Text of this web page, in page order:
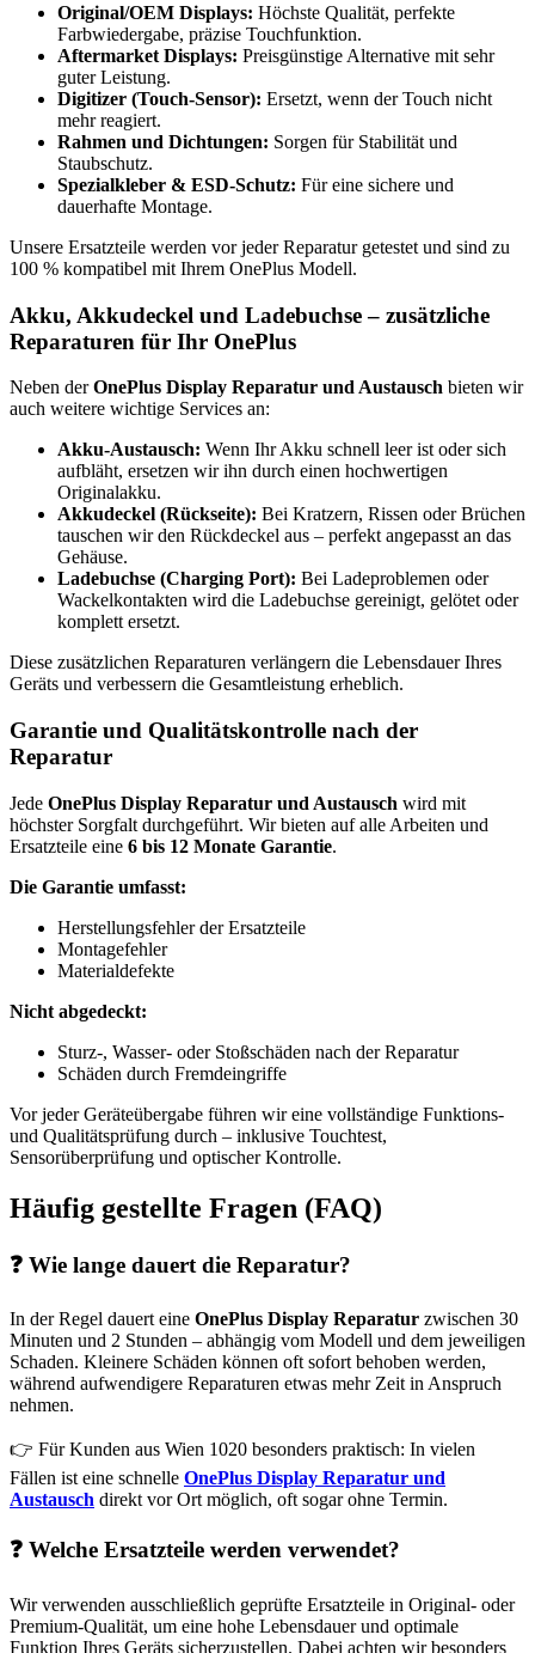
Original/OEM Displays: Höchste Qualität, perfekte
Farbwiedergabe, präzise Touchfunktion.
Aftermarket Displays: Preisgünstige Alternative mit sehr
guter Leistung.
Digitizer (Touch-Sensor): Ersetzt, wenn der Touch nicht
mehr reagiert.
Rahmen und Dichtungen: Sorgen für Stabilität und
Staubschutz.
Spezialkleber & ESD-Schutz: Für eine sichere und
dauerhafte Montage.
Unsere Ersatzteile werden vor jeder Reparatur getestet und sind zu
100 % kompatibel mit Ihrem OnePlus Modell.
Akku, Akkudeckel und Ladebuchse – zusätzliche
Reparaturen für Ihr OnePlus
Neben derOnePlus Display Reparatur und Austausch bieten wir
auch weitere wichtige Services an:
Akku-Austausch: Wenn Ihr Akku schnell leer ist oder sich
aufbläht, ersetzen wir ihn durch einen hochwertigen
Originalakku.
Akkudeckel (Rückseite): Bei Kratzern, Rissen oder Brüchen
tauschen wir den Rückdeckel aus – perfekt angepasst an das
Gehäuse.
Ladebuchse (Charging Port): Bei Ladeproblemen oder
Wackelkontakten wird die Ladebuchse gereinigt, gelötet oder
komplett ersetzt.
Diese zusätzlichen Reparaturen verlängern die Lebensdauer Ihres
Geräts und verbessern die Gesamtleistung erheblich.
Garantie und Qualitätskontrolle nach der
Reparatur
Jede OnePlus Display Reparatur und Austausch wird mit
höchster Sorgfalt durchgeführt. Wir bieten auf alle Arbeiten und
Ersatzteile eine 6 bis 12 Monate Garantie.
Die Garantie umfasst:
Herstellungsfehler der Ersatzteile
Montagefehler
Materialdefekte
Nicht abgedeckt:
Sturz-, Wasser- oder Stoßschäden nach der Reparatur
Schäden durch Fremdeingriffe
Vor jeder Geräteübergabe führen wir eine vollständige Funktions-
und Qualitätsprüfung durch – inklusive Touchtest,
Sensorüberprüfung und optischer Kontrolle.
Häufig gestellte Fragen (FAQ)
❓ Wie lange dauert die Reparatur?
In der Regel dauert eine OnePlus Display Reparatur zwischen 30
Minuten und 2 Stunden – abhängig vom Modell und dem jeweiligen
Schaden. Kleinere Schäden können oft sofort behoben werden,
während aufwendigere Reparaturen etwas mehr Zeit in Anspruch
nehmen.
👉 Für Kunden aus Wien 1020 besonders praktisch: In vielen
Fällen ist eine schnelle OnePlus Display Reparatur und
Austausch direkt vor Ort möglich, oft sogar ohne Termin.
❓ Welche Ersatzteile werden verwendet?
Wir verwenden ausschließlich geprüfte Ersatzteile in Original- oder
Premium-Qualität, um eine hohe Lebensdauer und optimale
Funktion Ihres Geräts sicherzustellen. Dabei achten wir besonders